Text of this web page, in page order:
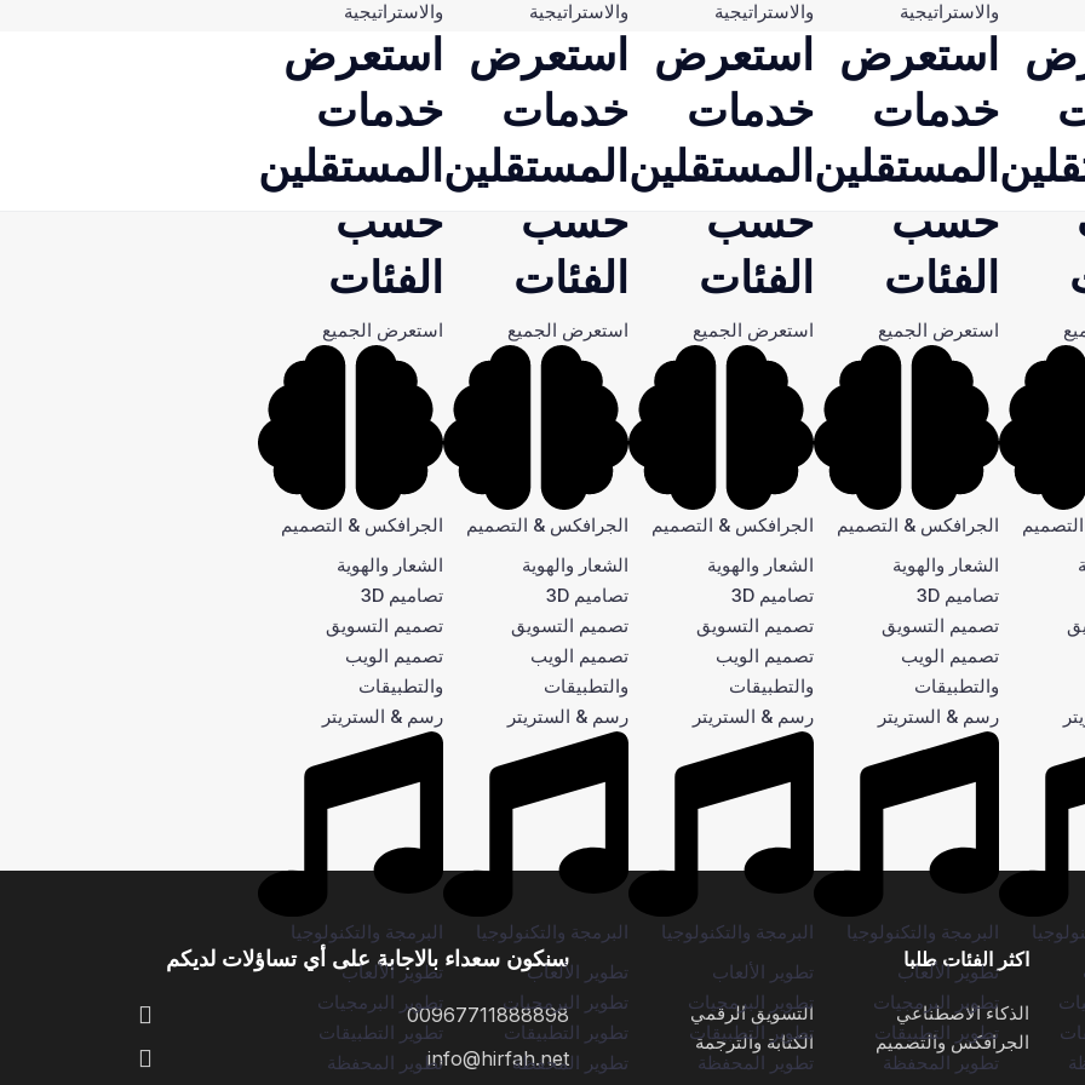
والاستراتيجية
استعرض
خدمات
المستقلين
حسب
الفئات
استعرض الجميع
الجرافكس & التصميم
الشعار والهوية
تصاميم 3D
تصميم التسويق
تصميم الويب
والتطبيقات
رسم & الستريتر
البرمجة والتكنولوجيا
تطوير الألعاب
تطوير البرمجيات
تطوير التطبيقات
تطوير المحفظة
والاستراتيجية
استعرض
خدمات
المستقلين
حسب
الفئات
استعرض الجميع
الجرافكس & التصميم
الشعار والهوية
تصاميم 3D
تصميم التسويق
تصميم الويب
والتطبيقات
رسم & الستريتر
البرمجة والتكنولوجيا
تطوير الألعاب
تطوير البرمجيات
تطوير التطبيقات
تطوير المحفظة
والاستراتيجية
استعرض
خدمات
المستقلين
حسب
الفئات
استعرض الجميع
الجرافكس & التصميم
الشعار والهوية
تصاميم 3D
تصميم التسويق
تصميم الويب
والتطبيقات
رسم & الستريتر
البرمجة والتكنولوجيا
تطوير الألعاب
تطوير البرمجيات
تطوير التطبيقات
تطوير المحفظة
والاستراتيجية
استعرض
خدمات
المستقلين
حسب
الفئات
استعرض الجميع
الجرافكس & التصميم
الشعار والهوية
تصاميم 3D
تصميم التسويق
تصميم الويب
والتطبيقات
رسم & الستريتر
البرمجة والتكنولوجيا
تطوير الألعاب
تطوير البرمجيات
تطوير التطبيقات
تطوير المحفظة
اكثر الفئات طلبا
الذكاء الاصطناعي
التسويق الرقمي
الجرافكس والتصميم
الكتابة والترجمة
سنكون سعداء بالاجابة على أي تساؤلات لديكم
00967711888898
info@hirfah.net